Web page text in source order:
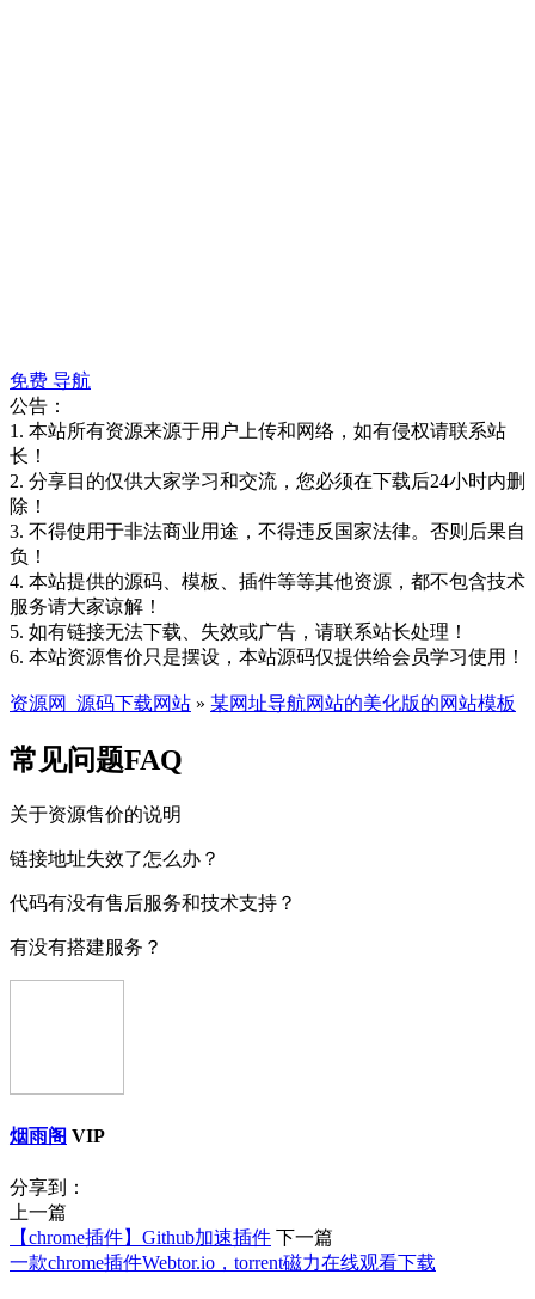
免费 导航
公告：
1. 本站所有资源来源于用户上传和网络，如有侵权请联系站
长！
2. 分享目的仅供大家学习和交流，您必须在下载后24小时内删
除！
3. 不得使用于非法商业用途，不得违反国家法律。否则后果自
负！
4. 本站提供的源码、模板、插件等等其他资源，都不包含技术
服务请大家谅解！
5. 如有链接无法下载、失效或广告，请联系站长处理！
6. 本站资源售价只是摆设，本站源码仅提供给会员学习使用！
资源网_源码下载网站 » 某网址导航网站的美化版的网站模板
常见问题FAQ
关于资源售价的说明
链接地址失效了怎么办？
代码有没有售后服务和技术支持？
有没有搭建服务？
烟雨阁 VIP
分享到：
上一篇
【chrome插件】Github加速插件 下一篇
一款chrome插件Webtor.io，torrent磁力在线观看下载